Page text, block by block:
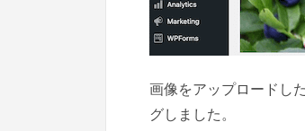
画像をアップロードし
グしました。